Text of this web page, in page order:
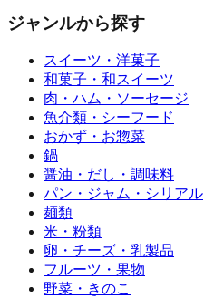
ジャンルから探す
スイーツ・洋菓子
和菓子・和スイーツ
肉・ハム・ソーセージ
魚介類・シーフード
おかず・お惣菜
鍋
醤油・だし・調味料
パン・ジャム・シリアル
麺類
米・粉類
卵・チーズ・乳製品
フルーツ・果物
野菜・きのこ